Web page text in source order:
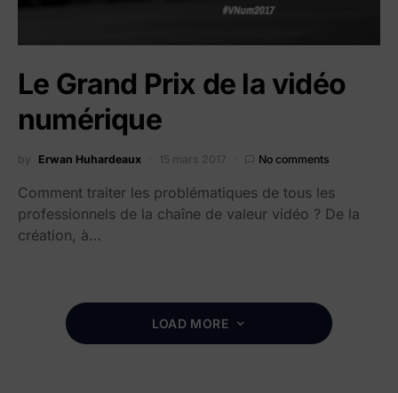
Le Grand Prix de la vidéo
numérique
by Erwan Huhardeaux 15 mars 2017 No comments
Comment traiter les problématiques de tous les
professionnels de la chaîne de valeur vidéo ? De la
création, à…
LOAD MORE